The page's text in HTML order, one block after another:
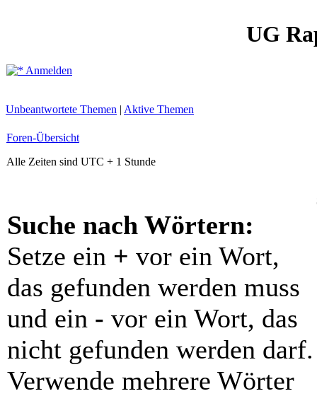
UG
Anmelden
Unbeantwortete Themen | Aktive Themen
Foren-Übersicht
Alle Zeiten sind UTC + 1 Stunde
Suche nach Wörtern:
Setze ein + vor ein Wort,
das gefunden werden muss
und ein - vor ein Wort, das
nicht gefunden werden darf.
Verwende mehrere Wörter